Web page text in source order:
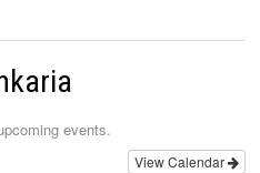
events.
View Calendar